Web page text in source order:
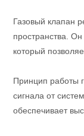
Газовый клапан
пространства.
который
Принцип работы
сигнала от
обеспечивает